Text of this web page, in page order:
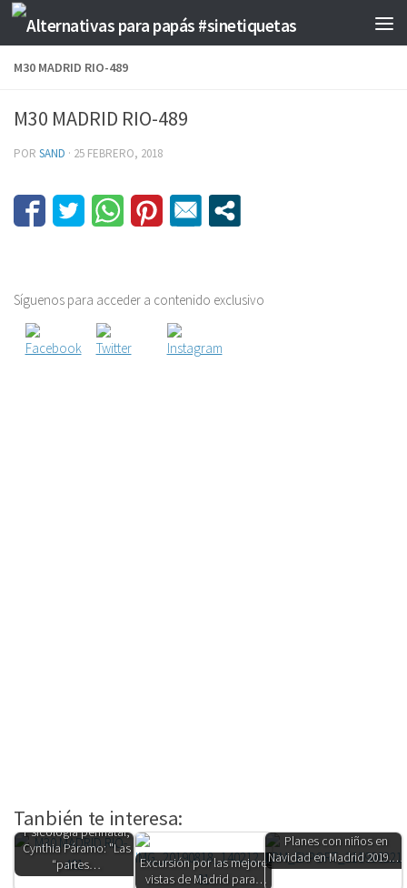
Saltar al contenido
M30 MADRID RIO-489
M30 MADRID RIO-489
POR SAND · 25 FEBRERO, 2018
Síguenos para acceder a contenido exclusivo
Tanbién te interesa:
Psicología perinatal,
Cynthia Páramo: "Las
“partes…
Excursión por las mejores
vistas de Madrid para…
Planes con niños en
Navidad en Madrid 2019.…